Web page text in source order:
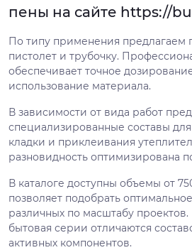
пены на сайте https://
По типу применения предлагаем
пистолет и трубочку.
обеспечивает точное
использование материала.
В зависимости от вида работ
специализированные составы
кладки и приклеивания
разновидность оптимизирована
В каталоге доступны объемы от
позволяет подобрать
различных по масштабу
бытовая серии отличаются
активных компонентов.